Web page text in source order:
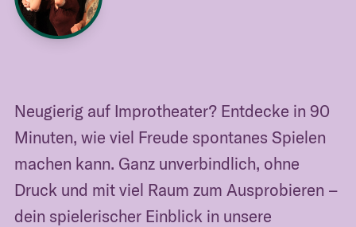
Neugierig auf Improtheater? Entdecke in 90
Minuten, wie viel Freude spontanes Spielen
machen kann. Ganz unverbindlich, ohne
Druck und mit viel Raum zum Ausprobieren –
dein spielerischer Einblick in unsere